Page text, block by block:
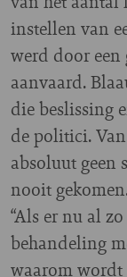
instellen van
werd door
aanvaard.
die beslissing
de politici.
absoluut geen
nooit
“Als er nu al
behandeling
waarom wordt